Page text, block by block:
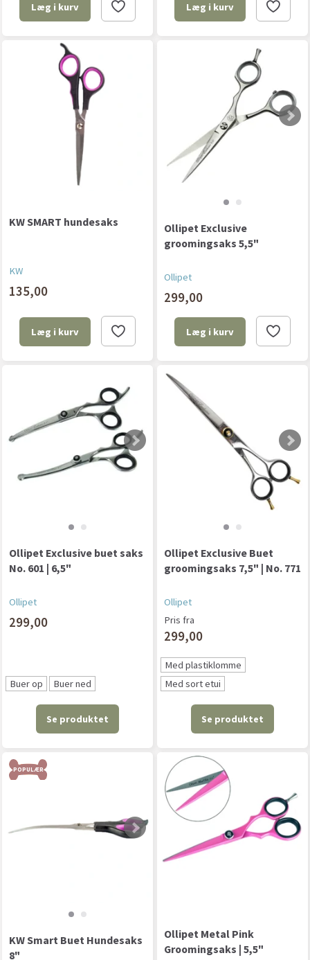
Læg i kurv Læg i kurv
KW SMART hundesaks
KW
135,00
Læg i kurv
Ollipet Exclusive
groomingsaks 5,5"
Ollipet
299,00
Læg i kurv
Ollipet Exclusive buet saks
No. 601 | 6,5"
Ollipet
299,00
Buer op Buer ned
Se produktet
Ollipet Exclusive Buet
groomingsaks 7,5" | No. 771
Ollipet
Pris fra
299,00
Med plastiklomme
Med sort etui
Se produktet
POPULÆR
KW Smart Buet Hundesaks
8"
Ollipet Metal Pink
Groomingsaks | 5,5"